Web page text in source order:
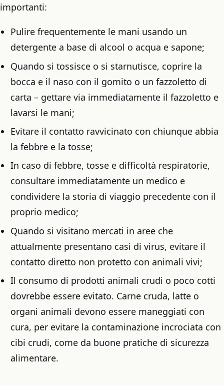
importanti:
Pulire frequentemente le mani usando un
detergente a base di alcool o acqua e sapone;
Quando si tossisce o si starnutisce, coprire la
bocca e il naso con il gomito o un fazzoletto di
carta – gettare via immediatamente il fazzoletto e
lavarsi le mani;
Evitare il contatto ravvicinato con chiunque abbia
la febbre e la tosse;
In caso di febbre, tosse e difficoltà respiratorie,
consultare immediatamente un medico e
condividere la storia di viaggio precedente con il
proprio medico;
Quando si visitano mercati in aree che
attualmente presentano casi di virus, evitare il
contatto diretto non protetto con animali vivi;
Il consumo di prodotti animali crudi o poco cotti
dovrebbe essere evitato. Carne cruda, latte o
organi animali devono essere maneggiati con
cura, per evitare la contaminazione incrociata con
cibi crudi, come da buone pratiche di sicurezza
alimentare.